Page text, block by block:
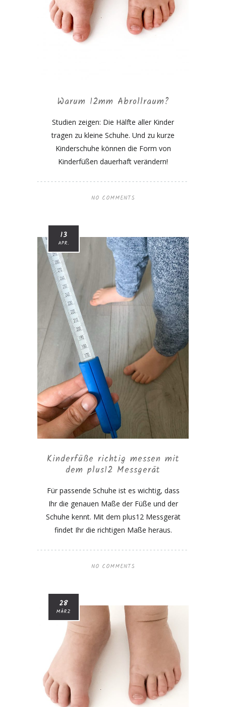
Warum 12mm Abrollraum?
Studien zeigen: Die Hälfte aller Kinder
tragen zu kleine Schuhe. Und zu kurze
Kinderschuhe können die Form von
Kinderfüßen dauerhaft verändern!
NO COMMENTS
13
APR.
Kinderfüße richtig messen mit
dem plus12 Messgerät
Für passende Schuhe ist es wichtig, dass
Ihr die genauen Maße der Füße und der
Schuhe kennt. Mit dem plus12 Messgerät
findet Ihr die richtigen Maße heraus.
NO COMMENTS
28
MÄRZ